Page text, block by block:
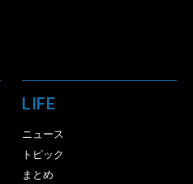
LIFE
ニュース
トピック
まとめ